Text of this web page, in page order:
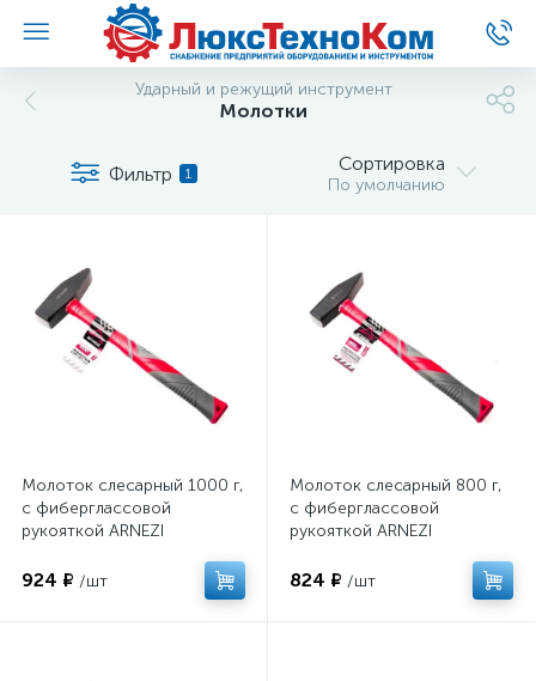
Ударный и режущий инструмент
Молотки
Фильтр 1 Сортировка
По умолчанию
Молоток слесарный 1000 г,
с фиберглассовой
рукояткой ARNEZI
924 ₽ /шт
Молоток слесарный 800 г,
с фиберглассовой
рукояткой ARNEZI
824 ₽ /шт